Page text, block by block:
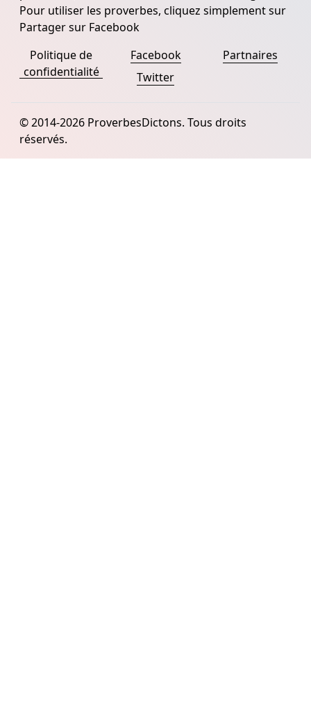
Pour utiliser les proverbes, cliquez simplement sur
Partager sur Facebook
Politique de
confidentialité
Facebook
Twitter
Partnaires
© 2014-2026 ProverbesDictons. Tous droits
réservés.